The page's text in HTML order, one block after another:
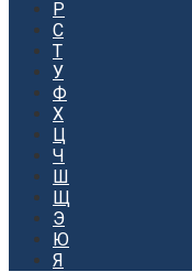
Р
С
Т
У
Ф
Х
Ц
Ч
Ш
Щ
Э
Ю
Я